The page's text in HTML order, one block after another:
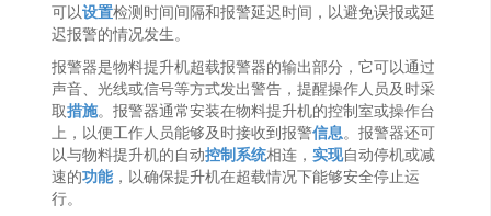
可以设置检测时间间隔和报警延迟时间，以避免误报或延
迟报警的情况发生。
报警器是物料提升机超载报警器的输出部分，它可以通过
声音、光线或信号等方式发出警告，提醒操作人员及时采
取措施。报警器通常安装在物料提升机的控制室或操作台
上，以便工作人员能够及时接收到报警信息 。报警器还可
以与物料提升机的自动控制系统相连，实现自动停机或减
速的功能，以确保提升机在超载情况下能够安全停止运
行。